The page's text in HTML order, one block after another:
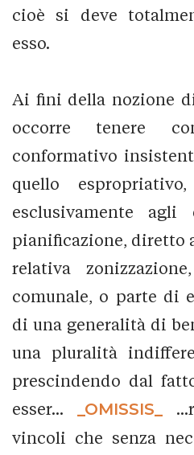
cioè si deve
esso.
Ai fini della nozione
occorre tenere
conformativo
quello
esclusivamente
pianificazione, diretto
relativa
comunale, o parte di
di una generalità di
una pluralità
prescindendo dal
esser...
_OMISSIS_
vincoli che senza